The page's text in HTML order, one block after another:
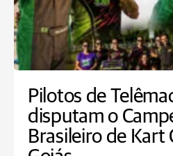
Pilotos de
disputam o
Brasileiro de Kart